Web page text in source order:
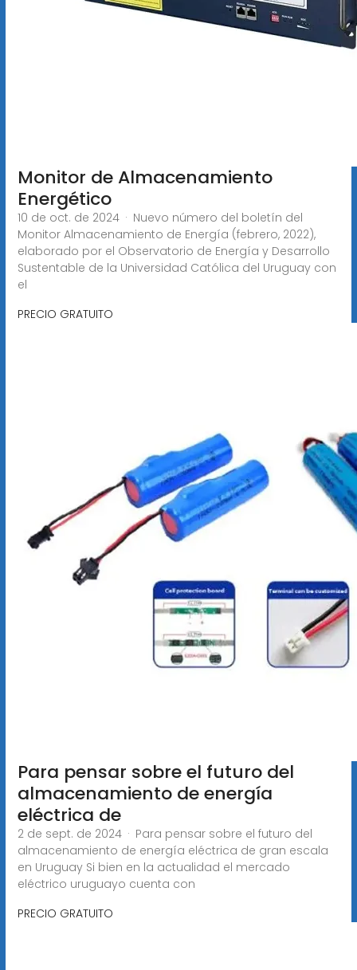
Monitor de Almacenamiento
Energético
10 de oct. de 2024 · Nuevo número del boletín del
Monitor Almacenamiento de Energía (febrero, 2022),
elaborado por el Observatorio de Energía y Desarrollo
Sustentable de la Universidad Católica del Uruguay con
el
PRECIO GRATUITO
Para pensar sobre el futuro del
almacenamiento de energía
eléctrica de
2 de sept. de 2024 · Para pensar sobre el futuro del
almacenamiento de energía eléctrica de gran escala
en Uruguay Si bien en la actualidad el mercado
eléctrico uruguayo cuenta con
PRECIO GRATUITO